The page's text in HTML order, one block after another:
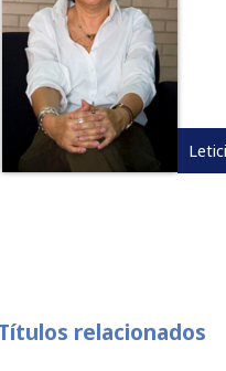
relacionados